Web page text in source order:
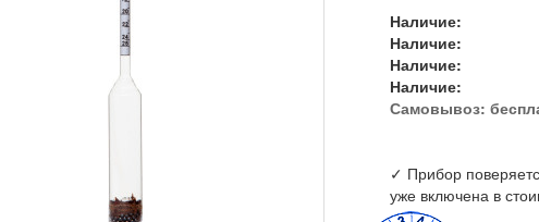
Наличие:
Наличие:
Наличие:
Наличие:
Самовывоз:
✓ Прибор
уже включена в